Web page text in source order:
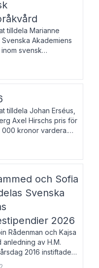
tilldela Marianne
Akademiens
svensk
minne av Carl Gabriel
tilldela Johan Erséus,
Axel Hirschs pris för
000 kronor vardera.
och
och Sofia
Svenska
2026
Rådenman och Kajsa
anledning av H.M.
2016 instiftade
akademierna det så